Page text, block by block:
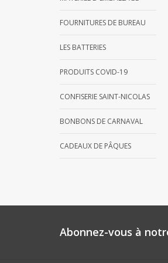
FOURNITURES DE BUREAU
LES BATTERIES
PRODUITS COVID-19
CONFISERIE SAINT-NICOLAS
BONBONS DE CARNAVAL
CADEAUX DE PÂQUES
Abonnez-vous à